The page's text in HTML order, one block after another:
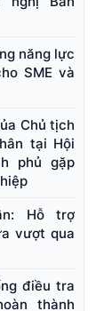
năng lực
SME và
Chủ tịch
tại Hội
phủ gặp
Hỗ trợ
vượt qua
điều tra
thành